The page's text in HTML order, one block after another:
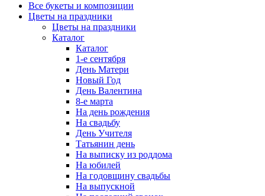
Все букеты и композиции
Цветы на праздники
Цветы на праздники
Каталог
Каталог
1-е сентября
День Матери
Новый Год
День Валентина
8-е марта
На день рождения
На свадьбу
День Учителя
Татьянин день
На выписку из роддома
На юбилей
На годовщину свадьбы
На выпускной